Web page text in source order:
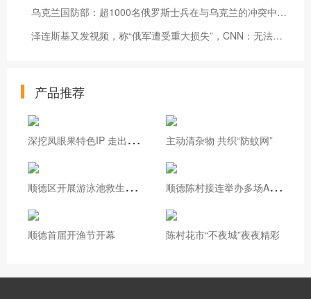
乌克兰国防部：超1000名俄罗斯士兵在与乌克兰的冲突中丧生
泽连斯基又发视频，称“俄军遭受重大损失”，CNN：无法核实乌总统说法
产品推荐
深
挖凤眼果特色IP 走出基层治理新路 主动清杂物 共织“防蚊网”
顺
德区开展游泳池救生员实操培训 顺
德陈村接连举办多场AI专题培训
顺德首届开渔节开幕 陈村花市“不夜城”夜夜精彩